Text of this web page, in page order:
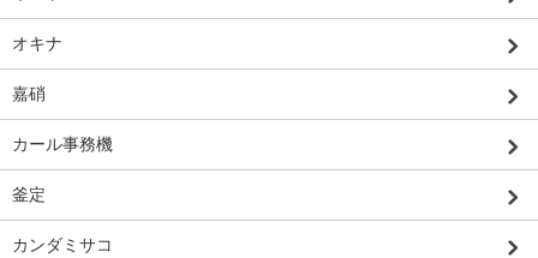
オキナ
嘉硝
カール事務機
釜定
カンダミサコ